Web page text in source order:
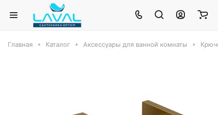
Главная Каталог Аксессуары для ванной комнаты